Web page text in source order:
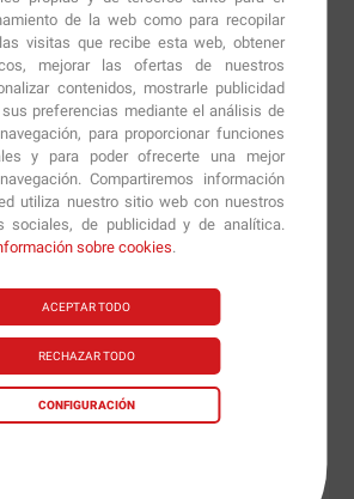
de la web como para recopilar
visitas que recibe esta web, obtener
mejorar las ofertas de nuestros
contenidos, mostrarle publicidad
preferencias mediante el análisis de
para proporcionar funciones
y para poder ofrecerte una mejor
Compartiremos información
utiliza nuestro sitio web con nuestros
sociales, de publicidad y de analítica.
sobre cookies.
ACEPTAR TODO
RECHAZAR TODO
CONFIGURACIÓN
ha sido creado para favorecer el
incremento de la masa muscular de
segura. Se considera una proteína
en su fórmula contiene una buena
no ramificados y
para que cada tableta incluye
libre, aminoácidos, antioxidantes,
que se pueden construir
de una dieta sana y equilibrada.
Gold Standard